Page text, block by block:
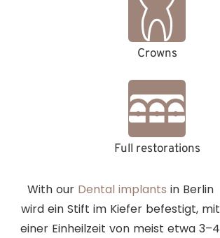
Crowns
Full restorations
With our Dental implants in Berlin
wird ein Stift im Kiefer befestigt, mit
einer Einheilzeit von meist etwa 3–4